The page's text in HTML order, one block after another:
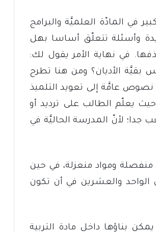
في المادّة العلميَّة والبرامج
وأسئلة تتعلّق أساسا بهل
في نهاية الأمر يقول لك:
بقيَّة الأديان؟ ومن هنا تطرح
نصوص عامَّة إلى تعويد التلميذ
يعلّم الطالب على ترديد أو
جدا؛ لأنّ المدرسة الحاليَّة في
ومواد منعزلة، في حين
الواحد والعشرين في أن تكون
بناؤها داخل مادة التربية